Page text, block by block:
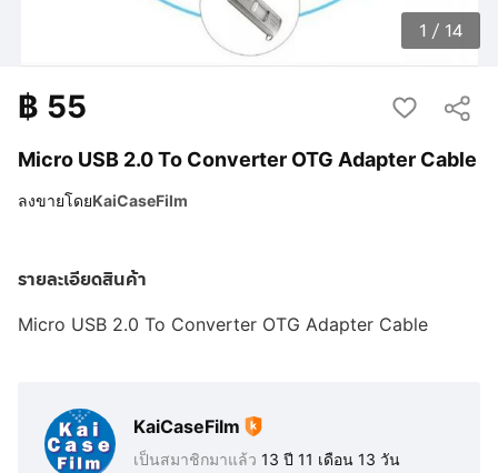
1 / 14
Micro USB 2.0 To Converter OTG Adapter Cable
฿ 55
ลงขายโดยKaiCaseFilm
รายละเอียดสินค้า
Micro USB 2.0 To Converter OTG Adapter Cable
KaiCaseFilm
เป็นสมาชิกมาแล้ว 13 ปี 11 เดือน 13 วัน